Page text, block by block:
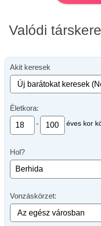
Valódi
Akit keresek
Életkora:
- éves kor
Hol?
Vonzáskörzet: